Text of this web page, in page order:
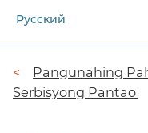
Русский
Breadcrumb​​
Pangunahing
Serbisyong Pantao​​